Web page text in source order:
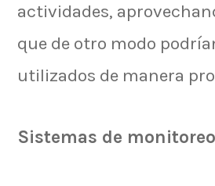
actividades,
que de otro modo
utilizados de manera
Sistemas de